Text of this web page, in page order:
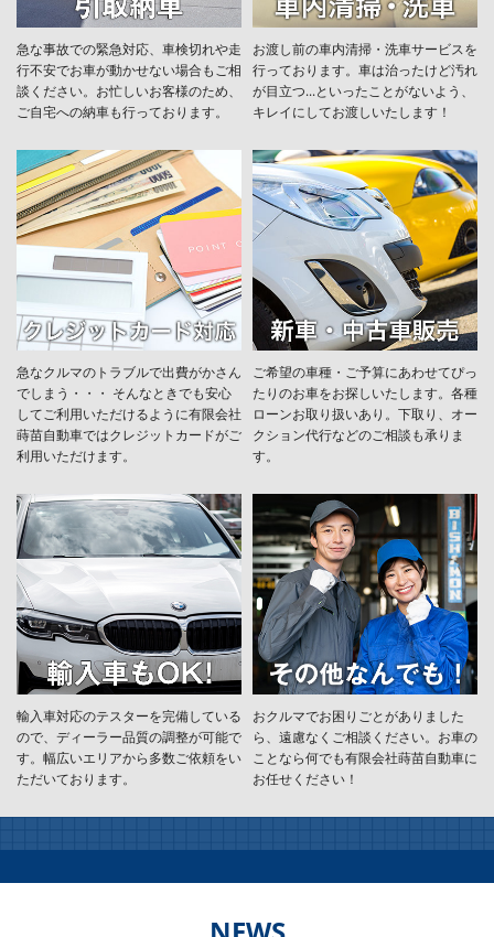
急な事故での緊急対応、車検切れや走
行不安でお車が動かせない場合もご相
談ください。お忙しいお客様のため、
ご自宅への納車も行っております。
お渡し前の車内清掃・洗車サービスを
行っております。車は治ったけど汚れ
が目立つ...といったことがないよう、
キレイにしてお渡しいたします！
急なクルマのトラブルで出費がかさん
でしまう・・・ そんなときでも安心
してご利用いただけるように有限会社
蒔苗自動車ではクレジットカードがご
利用いただけます。
ご希望の車種・ご予算にあわせてぴっ
たりのお車をお探しいたします。各種
ローンお取り扱いあり。下取り、オー
クション代行などのご相談も承りま
す。
輸入車対応のテスターを完備している
ので、ディーラー品質の調整が可能で
す。幅広いエリアから多数ご依頼をい
ただいております。
おクルマでお困りごとがありました
ら、遠慮なくご相談ください。お車の
ことなら何でも有限会社蒔苗自動車に
お任せください！